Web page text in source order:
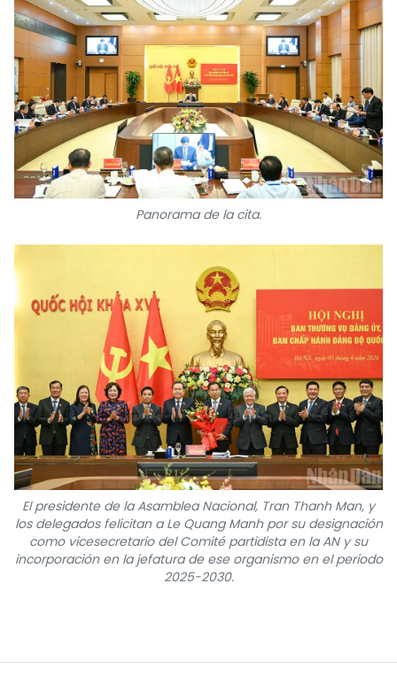
Panorama de la cita.
El presidente de la Asamblea Nacional, Tran Thanh Man, y
los delegados felicitan a Le Quang Manh por su designación
como vicesecretario del Comité partidista en la AN y su
incorporación en la jefatura de ese organismo en el período
2025-2030.